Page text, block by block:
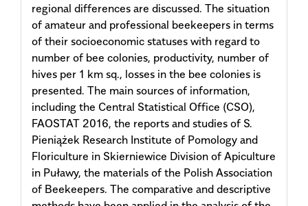
regional differences are discussed. The situation
of amateur and professional beekeepers in terms
of their socioeconomic statuses with regard to
number of bee colonies, productivity, number of
hives per 1 km sq., losses in the bee colonies is
presented. The main sources of information,
including the Central Statistical Office (CSO),
FAOSTAT 2016, the reports and studies of S.
Pieniążek Research Institute of Pomology and
Floriculture in Skierniewice Division of Apiculture
in Puławy, the materials of the Polish Association
of Beekeepers. The comparative and descriptive